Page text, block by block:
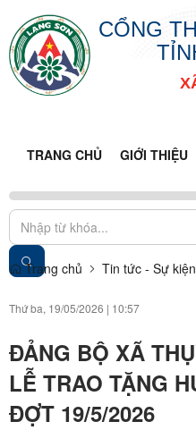
CỔNG
TRANG CHỦ GIỚI THIỆU
Trang chủ Tin tức - Sự kiện
Thứ ba, 19/05/2026 | 10:57
ĐẢNG BỘ XÃ
LỄ TRAO TẶNG
ĐỢT 19/5/2026